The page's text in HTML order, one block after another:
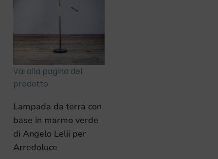
Vai alla pagina del
prodotto
Lampada da terra con
base in marmo verde
di Angelo Lelii per
Arredoluce